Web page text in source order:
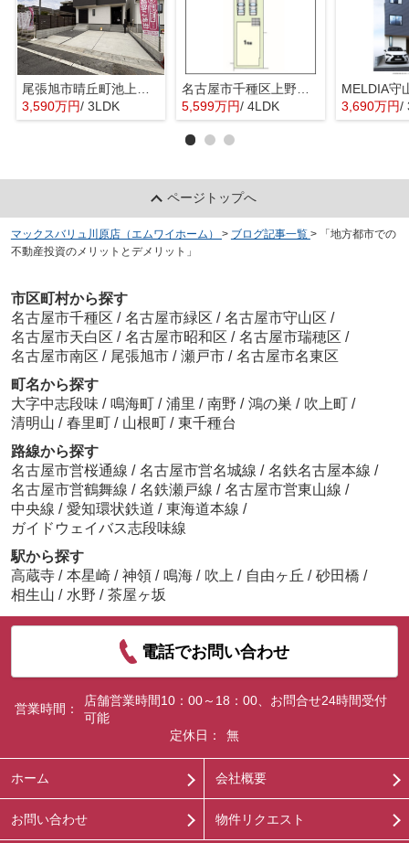
3,590万円/ 3LDK
名古屋市千種区上野３期新築戸建
5,599万円/ 4LDK 3,690万円/
ページトップへ
マックスバリュ川原店（エムワイホーム） > ブログ記事一覧 >
「地方都市での
不動産投資のメリットとデメリット」
市区町村から探す
名古屋市千種区 / 名古屋市緑区 / 名古屋市守山区 /
名古屋市天白区 / 名古屋市昭和区 / 名古屋市瑞穂区 /
名古屋市南区 / 尾張旭市 / 瀬戸市 / 名古屋市名東区
町名から探す
大字中志段味 / 鳴海町 / 浦里 / 南野 / 鴻の巣 / 吹上町 /
清明山 / 春里町 / 山根町 / 東千種台
路線から探す
名古屋市営桜通線 / 名古屋市営名城線 / 名鉄名古屋本線 /
名古屋市営鶴舞線 / 名鉄瀬戸線 / 名古屋市営東山線 /
中央線 / 愛知環状鉄道 / 東海道本線 /
ガイドウェイバス志段味線
駅から探す
高蔵寺 / 本星崎 / 神領 / 鳴海 / 吹上 / 自由ヶ丘 / 砂田橋 /
相生山 / 水野 / 茶屋ヶ坂
電話でお問い合わせ
営業時間：
店舗営業時間10：00～18：00、お問合せ24時間受付
可能
定休日：
無
ホーム 会社概要
お問い合わせ 物件リクエスト